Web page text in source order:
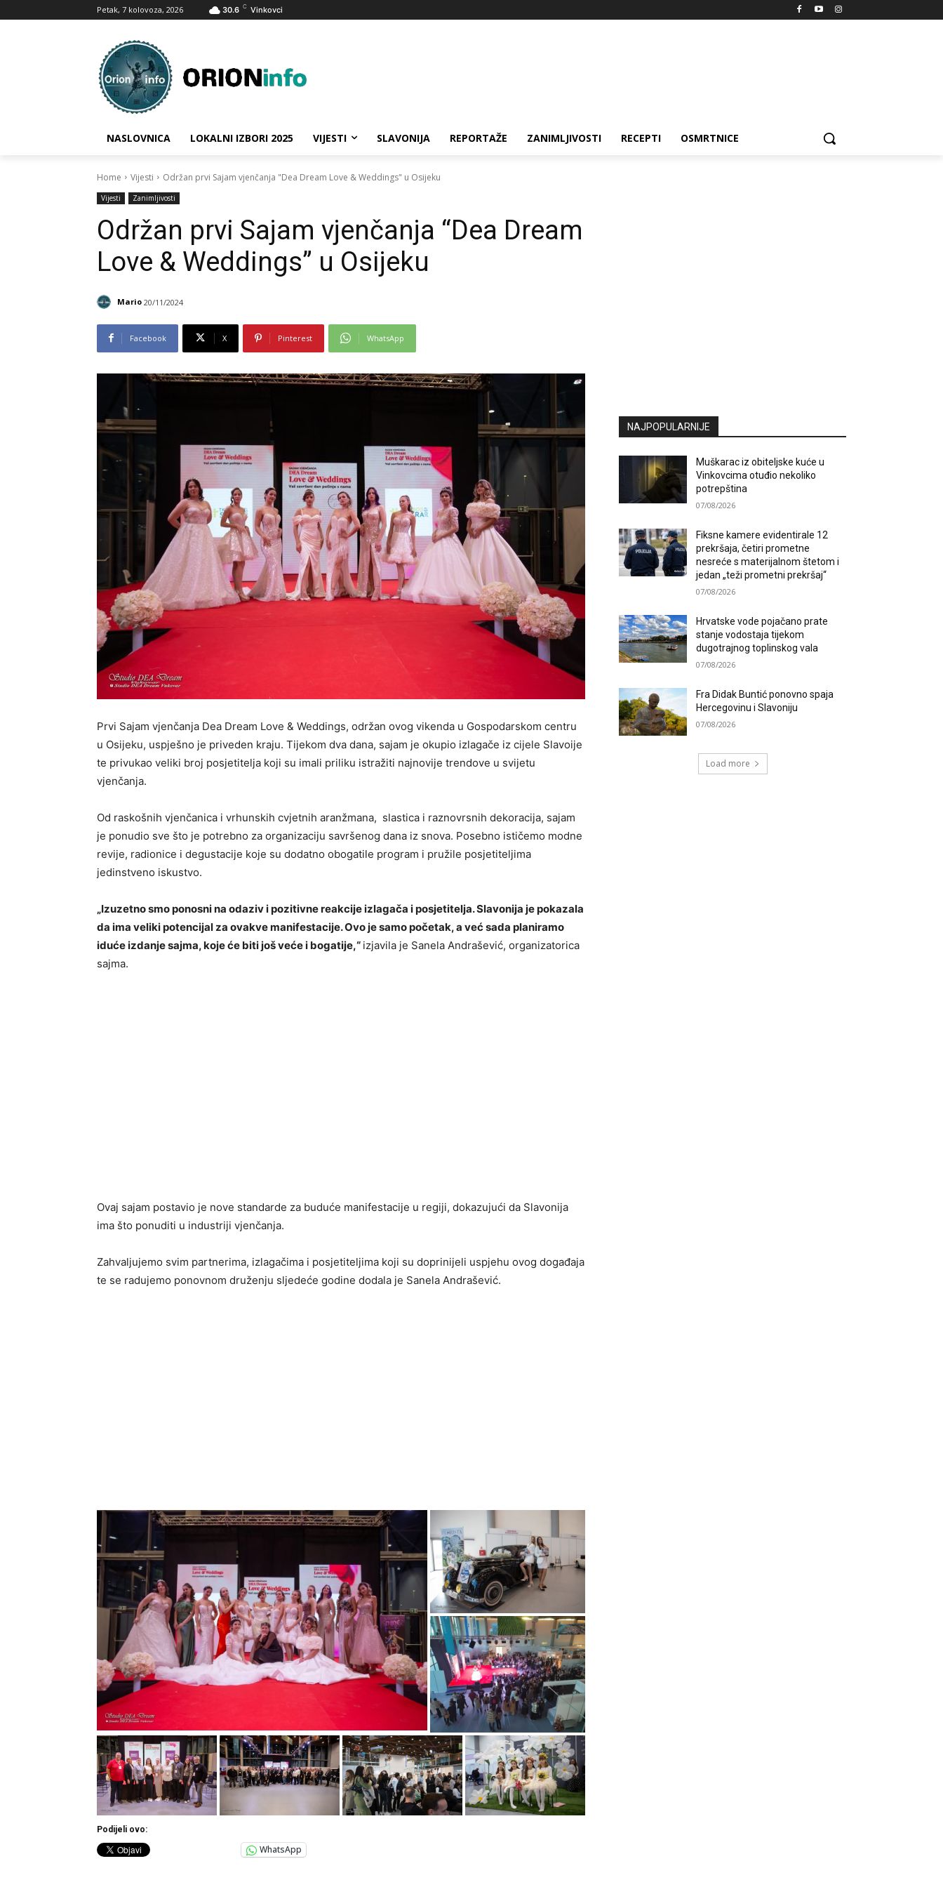
Petak, 7 kolovoza, 2026 30.6 C Vinkovci
NASLOVNICA LOKALNI IZBORI 2025 VIJESTI SLAVONIJA REPORTAŽE ZANIMLJIVOSTI RECEPTI OSMRTNICE
Home Vijesti Održan prvi Sajam vjenčanja "Dea Dream Love & Weddings" u Osijeku
Vijesti Zanimljivosti
Održan prvi Sajam vjenčanja “Dea Dream
Love & Weddings” u Osijeku
Mario 20/11/2024
Facebook X Pinterest WhatsApp
Prvi Sajam vjenčanja Dea Dream Love & Weddings, održan ovog vikenda u Gospodarskom centru
u Osijeku, uspješno je priveden kraju. Tijekom dva dana, sajam je okupio izlagače iz cijele Slavoije
te privukao veliki broj posjetitelja koji su imali priliku istražiti najnovije trendove u svijetu
vjenčanja.
Od raskošnih vjenčanica i vrhunskih cvjetnih aranžmana, slastica i raznovrsnih dekoracija, sajam
je ponudio sve što je potrebno za organizaciju savršenog dana iz snova. Posebno ističemo modne
revije, radionice i degustacije koje su dodatno obogatile program i pružile posjetiteljima
jedinstveno iskustvo.
„Izuzetno smo ponosni na odaziv i pozitivne reakcije izlagača i posjetitelja. Slavonija je pokazala
da ima veliki potencijal za ovakve manifestacije. Ovo je samo početak, a već sada planiramo
iduće izdanje sajma, koje će biti još veće i bogatije,“ izjavila je Sanela Andrašević, organizatorica
sajma.
Ovaj sajam postavio je nove standarde za buduće manifestacije u regiji, dokazujući da Slavonija
ima što ponuditi u industriji vjenčanja.
Zahvaljujemo svim partnerima, izlagačima i posjetiteljima koji su doprinijeli uspjehu ovog događaja
te se radujemo ponovnom druženju sljedeće godine dodala je Sanela Andrašević.
Podijeli ovo:
WhatsApp
NAJPOPULARNIJE
Muškarac iz obiteljske kuće u
Vinkovcima otuđio nekoliko
potrepština
07/08/2026
Fiksne kamere evidentirale 12
prekršaja, četiri prometne
nesreće s materijalnom štetom i
jedan „teži prometni prekršaj“
07/08/2026
Hrvatske vode pojačano prate
stanje vodostaja tijekom
dugotrajnog toplinskog vala
07/08/2026
Fra Didak Buntić ponovno spaja
Hercegovinu i Slavoniju
07/08/2026
Load more